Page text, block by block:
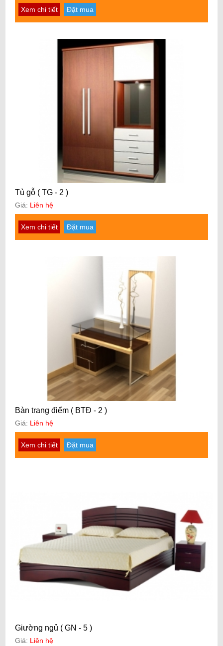
Xem chi tiết Đặt mua
Tủ gỗ ( TG - 2 )
Giá: Liên hệ
Xem chi tiết Đặt mua
Bàn trang điểm ( BTĐ - 2 )
Giá: Liên hệ
Xem chi tiết Đặt mua
Giường ngủ ( GN - 5 )
Giá: Liên hệ